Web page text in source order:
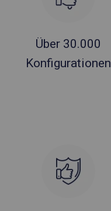
Über 30.000
Konfigurationen